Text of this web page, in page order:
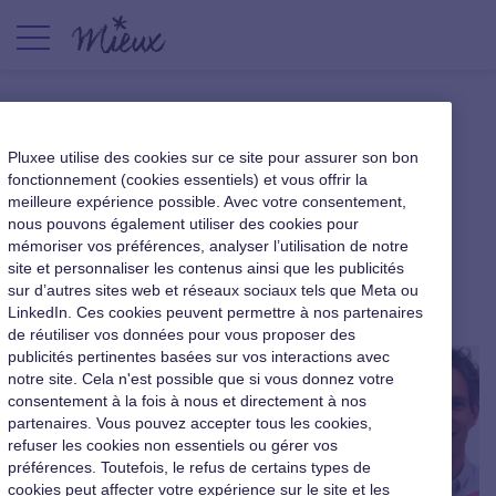
[Mieux TV] Pourquoi et
comment les entreprises
peuvent lutter contre la
sédentarité ?
Nouveaux usages au travail|8 juillet 2022
Pluxee utilise des cookies sur ce site pour assurer son bon
fonctionnement (cookies essentiels) et vous offrir la
meilleure expérience possible. Avec votre consentement,
nous pouvons également utiliser des cookies pour
mémoriser vos préférences, analyser l’utilisation de notre
site et personnaliser les contenus ainsi que les publicités
sur d’autres sites web et réseaux sociaux tels que Meta ou
LinkedIn. Ces cookies peuvent permettre à nos partenaires
de réutiliser vos données pour vous proposer des
publicités pertinentes basées sur vos interactions avec
notre site. Cela n'est possible que si vous donnez votre
consentement à la fois à nous et directement à nos
partenaires. Vous pouvez accepter tous les cookies,
refuser les cookies non essentiels ou gérer vos
préférences. Toutefois, le refus de certains types de
cookies peut affecter votre expérience sur le site et les